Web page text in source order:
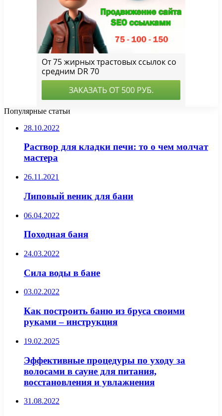
Популярные статьи
28.10.2022
Раствор для кладки печи: то о чем молчат
мастера
26.11.2021
Липовый веник для бани
06.04.2022
Походная баня
24.03.2022
Сила воды в бане
03.02.2022
Как построить баню из бруса своими
руками – инструкция
19.02.2025
Эффективные процедуры по уходу за
волосами в сауне для питания,
восстановления и увлажнения
31.08.2022